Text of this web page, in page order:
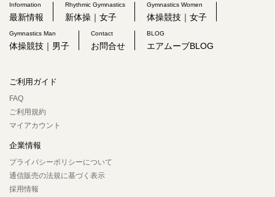
Information
最新情報
Rhythmic Gymnastics
新体操｜女子
Gymnastics Women
体操競技｜女子
Gymnastics Man
体操競技｜男子
Contact
お問合せ
BLOG
エアムーブBLOG
ご利用ガイド
FAQ
ご利用規約
マイアカウント
企業情報
プライバシーポリシーについて
通信販売の法規に基づく表示
採用情報